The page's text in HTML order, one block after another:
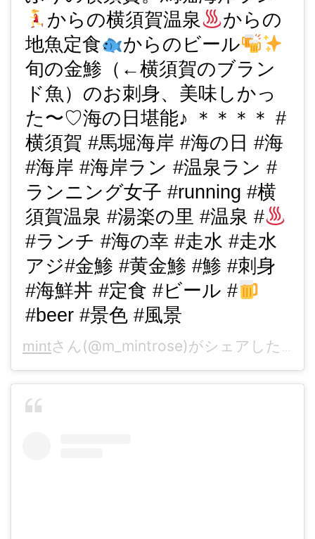
からの横須賀温泉
からの
地魚定食
からのビール
旬の金鯵（←横須賀のブラン
ド魚）のお刺身、美味しかっ
た〜♡海の日堪能♪ ＊＊＊＊ #
横須賀 #馬堀海岸 #海の日 #海
#海岸 #海岸ラン #温泉ラン #
ランニング女子 #running #横
須賀温泉 #湯楽の里 #温泉 #
#ランチ #海の幸 #走水 #走水
アジ#金鯵 #黄金鯵 #鯵 #刺身
#海鮮丼 #定食 #ビール #
#beer #景色 #風景
mintさん(@m_mintrose)がシェアした投稿 -